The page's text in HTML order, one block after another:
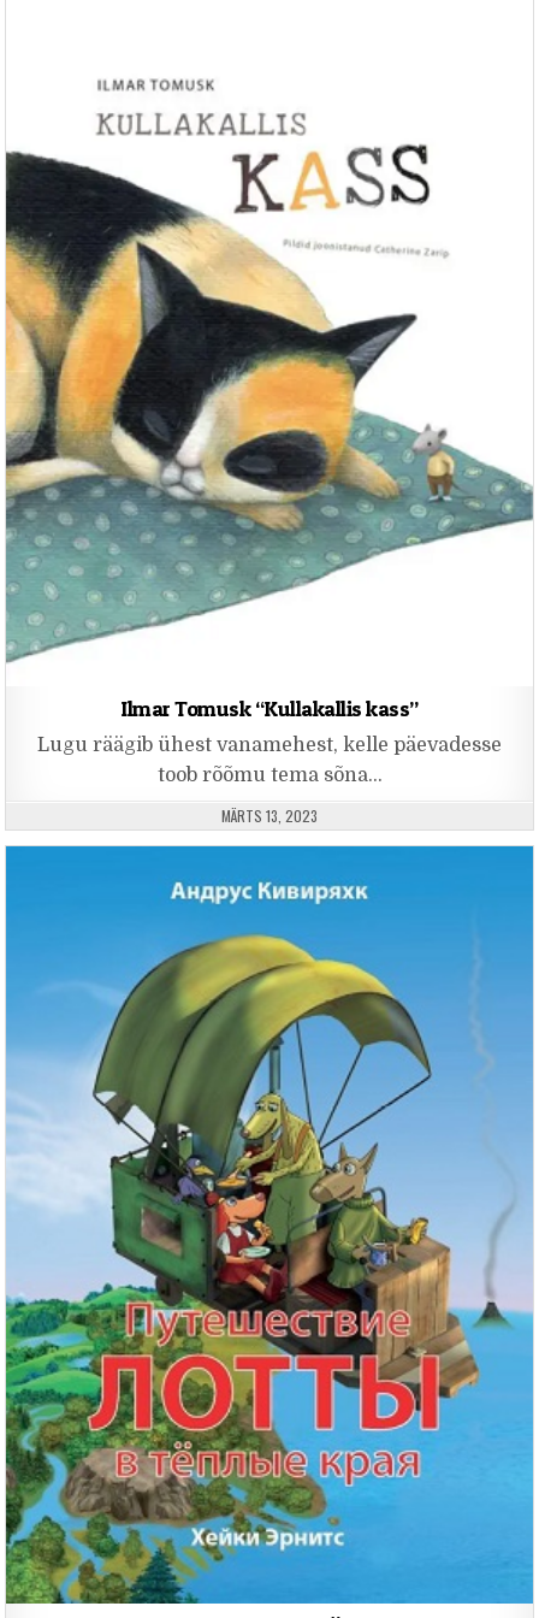
Ilmar Tomusk “Kullakallis kass”
Lugu räägib ühest vanamehest, kelle päevadesse
toob rõõmu tema sõna…
PUBLISHED DATE:
MÄRTS 13, 2023